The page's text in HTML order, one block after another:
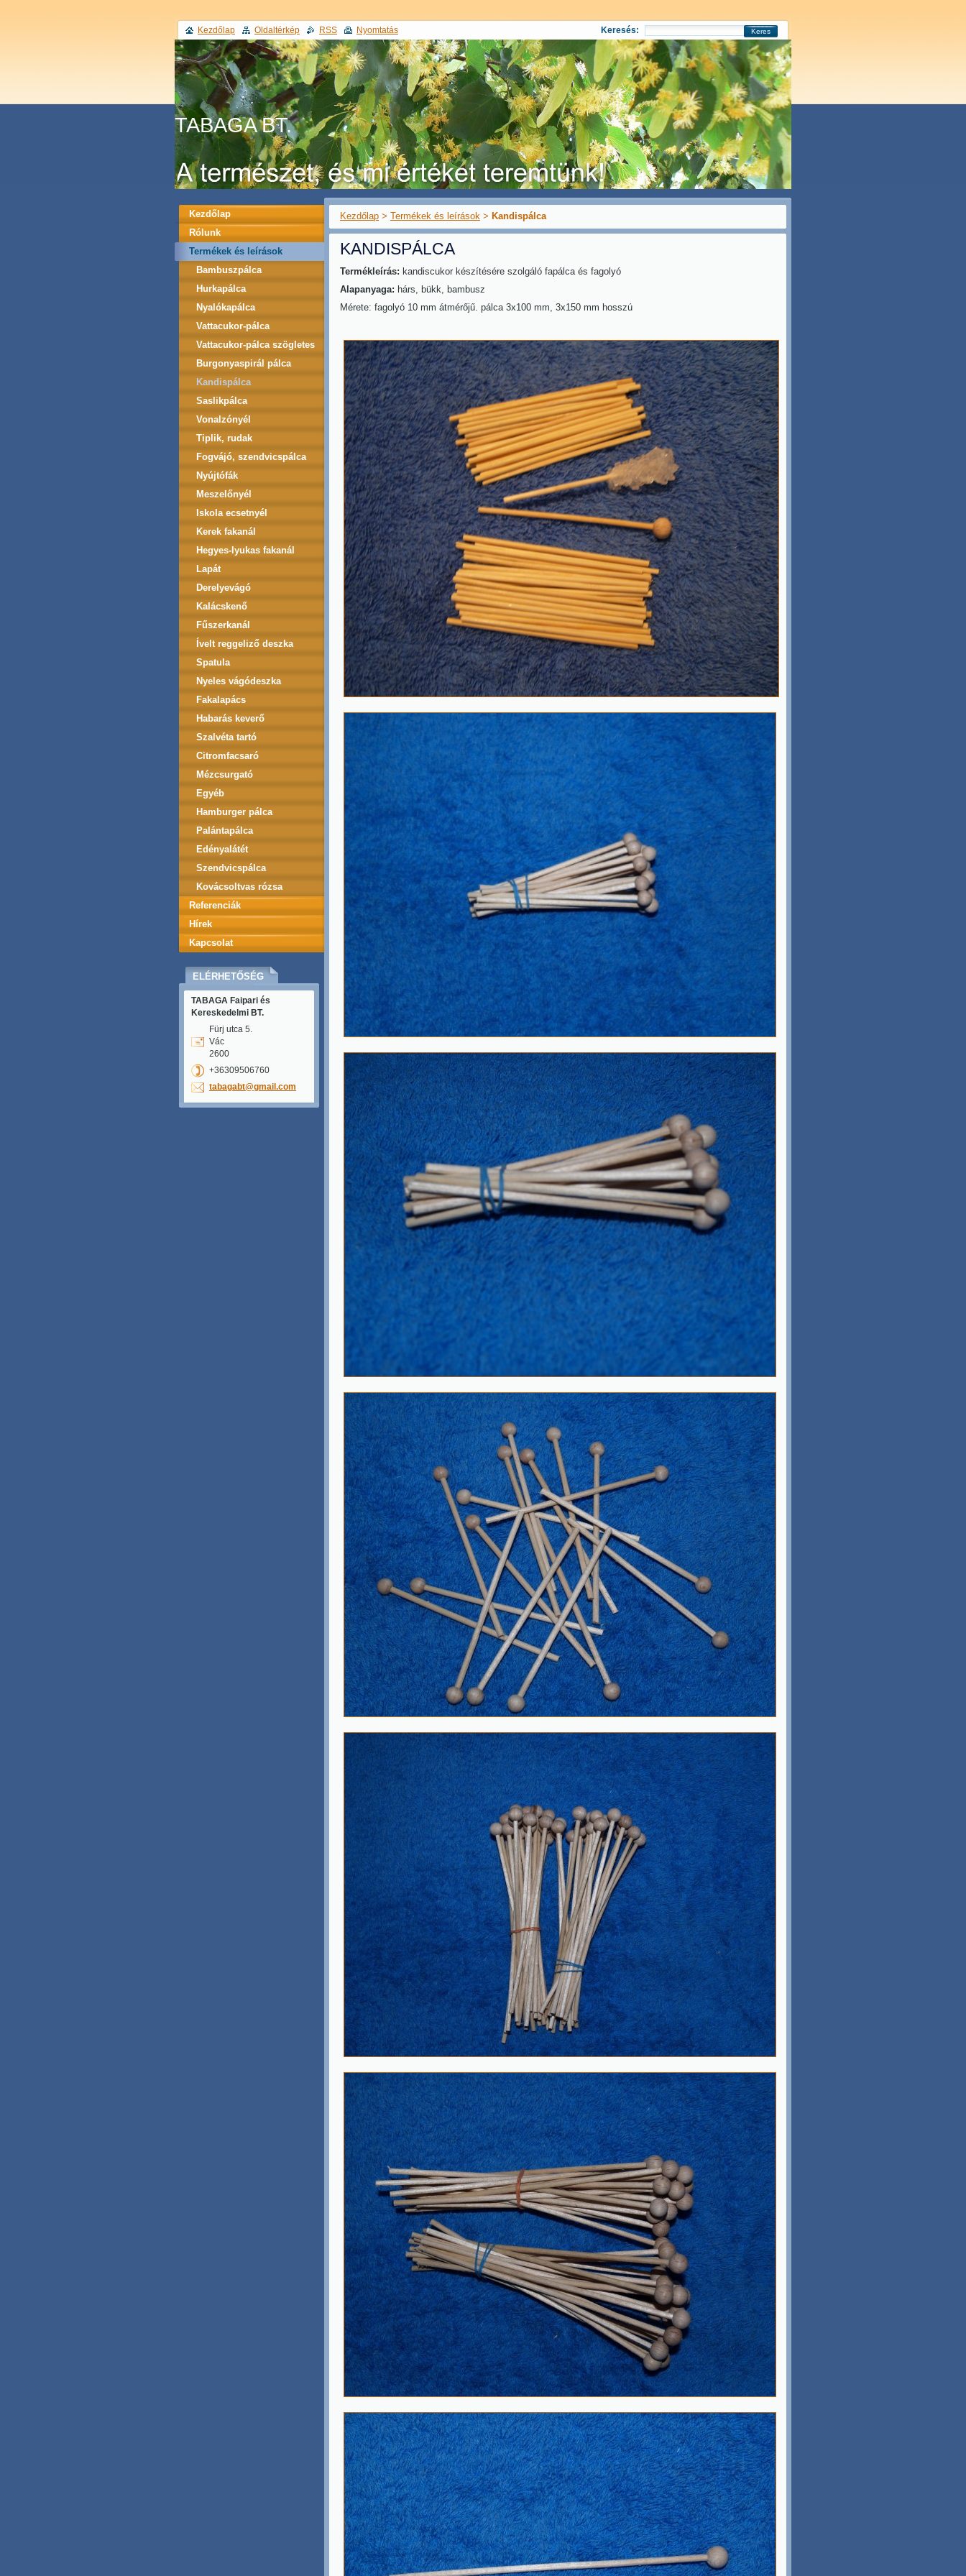
TABAGA BT.
Kezdőlap > Termékek és leírások > Kandispálca
KANDISPÁLCA
Termékleírás: kandiscukor készítésére szolgáló fapálca és fagolyó
Alapanyaga: hárs, bükk, bambusz
Mérete: fagolyó 10 mm átmérőjű. pálca 3x100 mm, 3x150 mm hosszú
Kezdőlap
Rólunk
Termékek és leírások
Bambuszpálca
Hurkapálca
Nyalókapálca
Vattacukor-pálca
Vattacukor-pálca szögletes
Burgonyaspirál pálca
Kandispálca
Saslikpálca
Vonalzónyél
Tiplik, rudak
Fogvájó, szendvicspálca
Nyújtófák
Meszelőnyél
Iskola ecsetnyél
Kerek fakanál
Hegyes-lyukas fakanál
Lapát
Derelyevágó
Kalácskenő
Fűszerkanál
Ívelt reggeliző deszka
Spatula
Nyeles vágódeszka
Fakalapács
Habarás keverő
Szalvéta tartó
Citromfacsaró
Mézcsurgató
Egyéb
Hamburger pálca
Palántapálca
Edényalátét
Szendvicspálca
Kovácsoltvas rózsa
Referenciák
Hírek
Kapcsolat
ELÉRHETŐSÉG
TABAGA Faipari és
Kereskedelmi BT.
Fürj utca 5.
Vác
2600
+36309506760
tabagabt@gmail.com
Kezdőlap Oldaltérkép RSS Nyomtatás Keresés: Keres